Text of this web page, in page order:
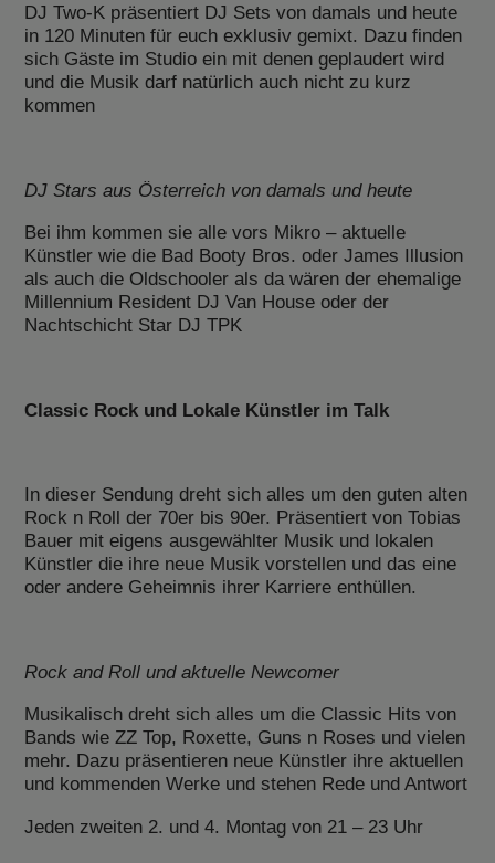
DJ Two-K präsentiert DJ Sets von damals und heute
in 120 Minuten für euch exklusiv gemixt. Dazu finden
sich Gäste im Studio ein mit denen geplaudert wird
und die Musik darf natürlich auch nicht zu kurz
kommen
DJ Stars aus Österreich von damals und heute
Bei ihm kommen sie alle vors Mikro – aktuelle
Künstler wie die Bad Booty Bros. oder James Illusion
als auch die Oldschooler als da wären der ehemalige
Millennium Resident DJ Van House oder der
Nachtschicht Star DJ TPK
Classic Rock und Lokale Künstler im Talk
In dieser Sendung dreht sich alles um den guten alten
Rock n Roll der 70er bis 90er. Präsentiert von Tobias
Bauer mit eigens ausgewählter Musik und lokalen
Künstler die ihre neue Musik vorstellen und das eine
oder andere Geheimnis ihrer Karriere enthüllen.
Rock and Roll und aktuelle Newcomer
Musikalisch dreht sich alles um die Classic Hits von
Bands wie ZZ Top, Roxette, Guns n Roses und vielen
mehr. Dazu präsentieren neue Künstler ihre aktuellen
und kommenden Werke und stehen Rede und Antwort
Jeden zweiten 2. und 4. Montag von 21 – 23 Uhr